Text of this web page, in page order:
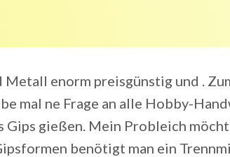
Metall enorm preisgünstig und .
mal ne Frage an alle Hobby-
Gips gießen. Mein Probleich
benötigt man ein